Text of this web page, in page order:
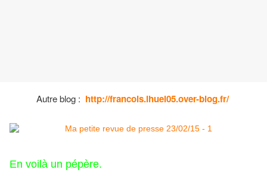
Autre blog : http://francois.ihuel05.over-blog.fr/
En voilà un pépère.